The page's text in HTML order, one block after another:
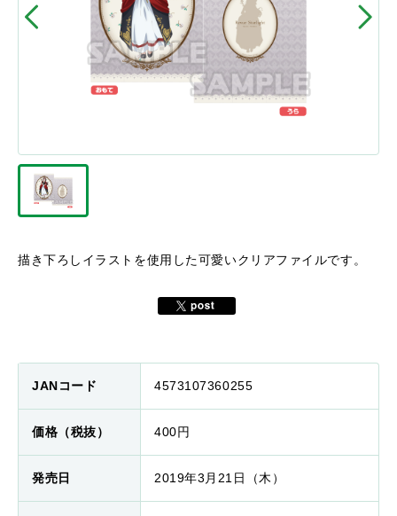
描き下ろしイラストを使用した可愛いクリアファイルです。
JANコード 4573107360255
価格（税抜） 400円
発売日 2019年3月21日（木）